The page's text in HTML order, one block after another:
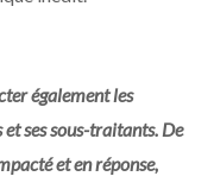
également les
ses sous-traitants. De
et en réponse,